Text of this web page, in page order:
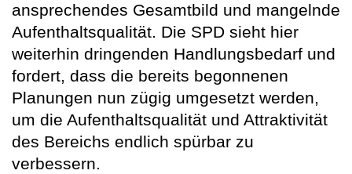
ansprechendes Gesamtbild und mangelnde
Aufenthaltsqualität. Die SPD sieht hier
weiterhin dringenden Handlungsbedarf und
fordert, dass die bereits begonnenen
Planungen nun zügig umgesetzt werden,
um die Aufenthaltsqualität und Attraktivität
des Bereichs endlich spürbar zu
verbessern.